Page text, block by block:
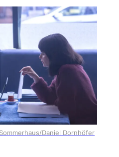
Daniel Dornhöfer